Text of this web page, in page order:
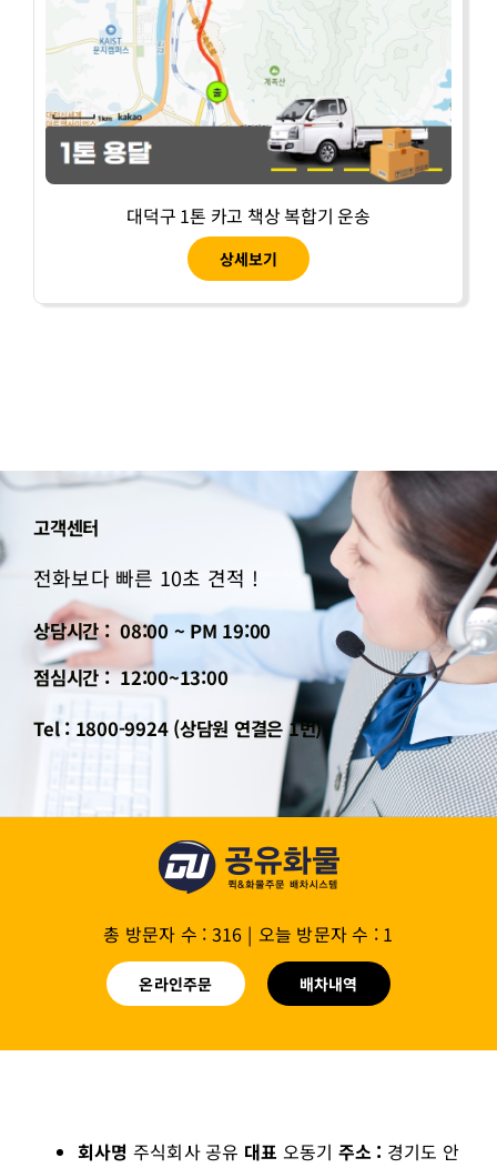
대덕구 1톤 카고 책상 복합기 운송
상세보기
고객센터
전화보다 빠른 10초 견적 !
상담시간 : 08:00 ~ PM 19:00
점심시간 : 12:00~13:00
Tel : 1800-9924 (상담원 연결은 1번)
총 방문자 수 : 316 | 오늘 방문자 수 : 1
온라인주문 배차내역
회사명 주식회사 공유 대표 오동기 주소 : 경기도 안